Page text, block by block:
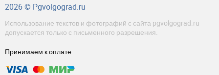
2026 © Pgvolgograd.ru
Использование текстов и фотографий с сайта pgvolgograd.ru
допускается только с письменного разрешения.
Принимаем к оплате